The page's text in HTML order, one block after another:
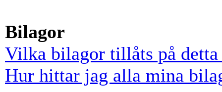
Bilagor
Vilka bilagor tillåts på
Hur hittar jag alla mina